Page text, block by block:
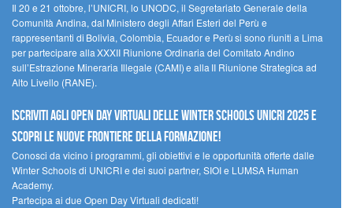
Il 20 e 21 ottobre, l’UNICRI, lo UNODC, il Segretariato Generale della
Comunità Andina, dal Ministero degli Affari Esteri del Perù e
rappresentanti di Bolivia, Colombia, Ecuador e Perù si sono riuniti a Lima
per partecipare alla XXXII Riunione Ordinaria del Comitato Andino
sull’Estrazione Mineraria Illegale (CAMI) e alla II Riunione Strategica ad
Alto Livello (RANE).
Iscriviti agli Open Day Virtuali delle Winter Schools UNICRI 2025 e
scopri le nuove frontiere della formazione!
Conosci da vicino i programmi, gli obiettivi e le opportunità offerte dalle
Winter Schools di UNICRI e dei suoi partner, SIOI e LUMSA Human
Academy.
Partecipa ai due Open Day Virtuali dedicati!